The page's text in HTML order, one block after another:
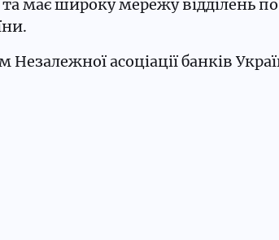
має широку мережу відділень по
асоціації банків